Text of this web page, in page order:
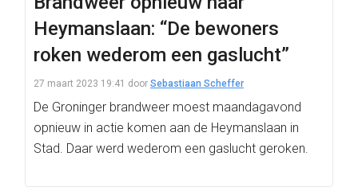
Heymanslaan: “De bewoners
roken wederom een gaslucht”
27 maart 2023 19:41 door Sebastiaan Scheffer
De Groninger brandweer moest maandagavond
opnieuw in actie komen aan de Heymanslaan in
Stad. Daar werd wederom een gaslucht geroken.